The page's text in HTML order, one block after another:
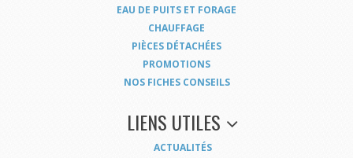
EAU DE PUITS ET FORAGE
CHAUFFAGE
PIÈCES DÉTACHÉES
PROMOTIONS
NOS FICHES CONSEILS
LIENS UTILES
ACTUALITÉS